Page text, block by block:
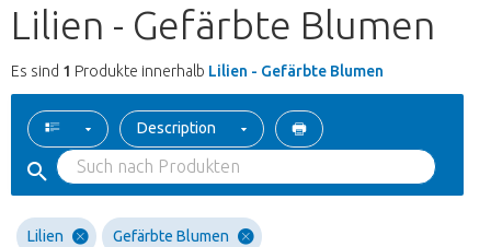
Lilien - Gefärbte Blumen
Es sind 1 Produkte innerhalb Lilien - Gefärbte Blumen
Description
Lilien Gefärbte Blumen